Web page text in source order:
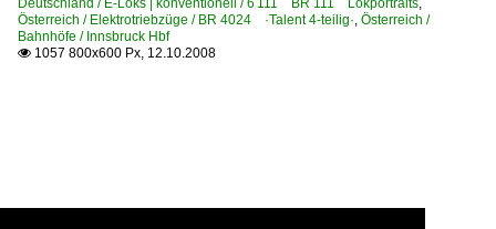
Österreich / Elektrotriebzüge / BR 4024 ·Talent 4-teilig· Österreich /
Bahnhöfe / Innsbruck Hbf
 1057 800x600 Px, 12.10.2008